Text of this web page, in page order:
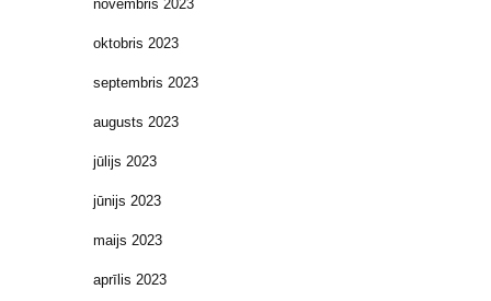
novembris 2023
oktobris 2023
septembris 2023
augusts 2023
jūlijs 2023
jūnijs 2023
maijs 2023
aprīlis 2023